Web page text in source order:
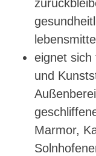
eignet sich
und
Marmor,